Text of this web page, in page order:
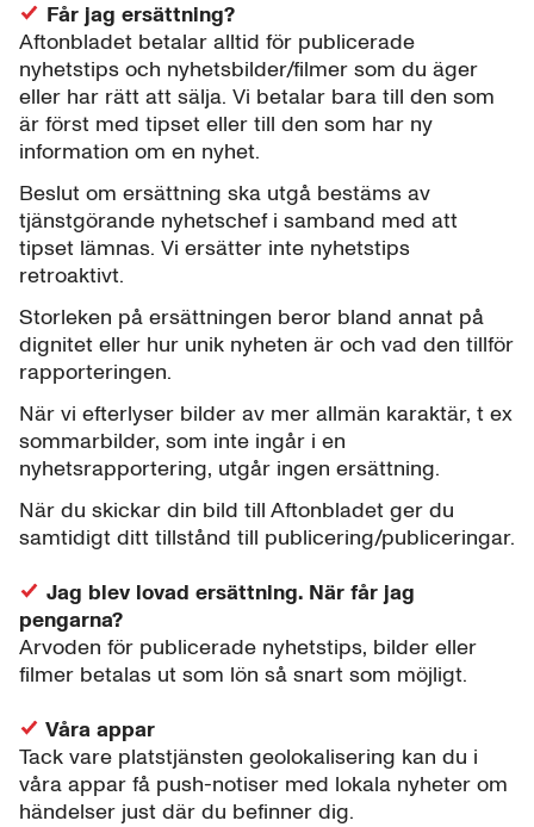
Får jag ersättning?
Aftonbladet betalar alltid för publicerade
nyhetstips och nyhetsbilder/filmer som du äger
eller har rätt att sälja. Vi betalar bara till den som
är först med tipset eller till den som har ny
information om en nyhet.
Beslut om ersättning ska utgå bestäms av
tjänstgörande nyhetschef i samband med att
tipset lämnas. Vi ersätter inte nyhetstips
retroaktivt.
Storleken på ersättningen beror bland annat på
dignitet eller hur unik nyheten är och vad den tillför
rapporteringen.
När vi efterlyser bilder av mer allmän karaktär, t ex
sommarbilder, som inte ingår i en
nyhetsrapportering, utgår ingen ersättning.
När du skickar din bild till Aftonbladet ger du
samtidigt ditt tillstånd till publicering/publiceringar.
Jag blev lovad ersättning. När får jag
pengarna?
Arvoden för publicerade nyhetstips, bilder eller
filmer betalas ut som lön så snart som möjligt.
Våra appar
Tack vare platstjänsten geolokalisering kan du i
våra appar få push-notiser med lokala nyheter om
händelser just där du befinner dig.